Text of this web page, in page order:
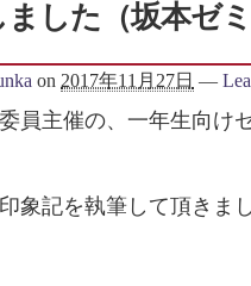
した（坂本ゼ
on 2017年11月27日 —
員主催の、一年生向け
象記を執筆して頂きま